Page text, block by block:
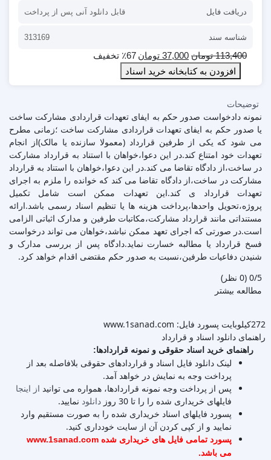
دریافت فایل قابل دانلود آنی پس از پرداخت
شناسه سند 313169
113,400 تومان 37,000 تومان ٪67 تخفیف
افزودن به کتابخانه خرید اسناد
توضیحات
نمونه دادخواست صدور حکم به ایفای تعهدات قراردادی مشارکت ساخت
یا صدور حکم به ایفای تعهدات قراردادی مشارکت ساخت ؛زمانی مطرح
می شود که یکی از طرفین قرارداد (معمولا سازنده یا مالک)از انجام
تعهدات خود امتناع کند.در این دعوا،خواهان با استناد به قرارداد مشارکت
در ساخت،از دادگاه تقاضا می کند.در این دعوا،خواهان با استناد به قرارداد
مشارکت در ساخت،از دادگاه تقاضا می کند که خوانده را ملزم به اجرای
تعهدات قرارداد ی کند.این تعهدات ممکن است شامل تکمیل
پروژه،تحویل واحدها،پرداخت هزینه ها یا تنظیم اسناد رسمی باشد.ارائه
مستنداتی مانند قرارداد مشارکت،مکاتبات طرفین و مدارک اثباتی الزامی
است.در صورتی که اجرای تعهد ممکن نباشد،خواهان می تواند درخواست
فسخ قرارداد یا مطالبه خسارت نماید.دادگاه پس از بررسی مدارک و
شنیدن دفاعیات طرفین،نسبت به صدور حکم مقتضی اقدام خواهد کرد.
‫0/5 ‫(0 نظر)
مطالعه بیشتر
272کیلوبایت
پسورد فایل: www.1sanad.com
راهنمای دانلود اسناد و قرارداد
راهنمای خرید اسناد حقوقی و نمونه قراردادها:
لینک دانلود فایل اسناد و قراردادهای حقوقی بلافاصله بعد از
پرداخت وجه به نمایش در خواهد آمد.
پس از پرداخت وجه نمونه قراردادها، همواره می توانید از اینجا
فایلهای خریداری شده را را تا 30 روز
دانلود نمایید.
پسورد فایلهای اسناد خریداری شده را به صورت مستقیم وارد
نمایید و از کپی کردن آن از سایت خودداری کنید.
پسورد تمامی فایل های خریداری شده www.1sanad.com
می باشد.